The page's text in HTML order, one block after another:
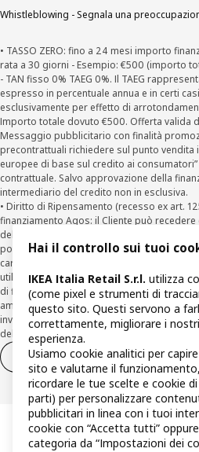
Whistleblowing - Segnala una
• TASSO ZERO: fino a 24 mesi importo
rata a 30 giorni - Esempio: €500 (importo
- TAN fisso 0% TAEG 0%. Il TAEG
espresso in percentuale annua e in certi
esclusivamente per effetto di
Importo totale dovuto €500. Offerta valida
Messaggio pubblicitario con finalità
precontrattuali richiedere sul punto vendita
europee di base sul credito ai consumatori”
contrattuale. Salvo approvazione della
intermediario del credito non in esclusiva.
• Diritto di Ripensamento (recesso ex art.
finanziamento Agos: il Cliente può
della prima rata inviando una richiesta
posta elettronica (clienti@agos.it), pec (
cartacea (Viale Fulvio Testi, 280 - 20126
utilizzando la funzionalità sul sito
di finanziamento effettuate con canali a
ammortamento, la comunicazione di
inviata, con le modalità di cui sopra entro
della richiesta di finanziamento.
Diritto di recesso
Diritto di
Hai il controllo sui tuoi
IKEA Italia Retail S.r.l. utilizza
(come pixel e strumenti di
questo sito. Questi servono a
correttamente, migliorare i
esperienza.
Usiamo cookie analitici per
sito e valutarne il
ricordare le tue scelte e cookie
parti) per personalizzare
pubblicitari in linea con i tuoi
cookie con “Accetta tutti”
categoria da “Impostazioni dei